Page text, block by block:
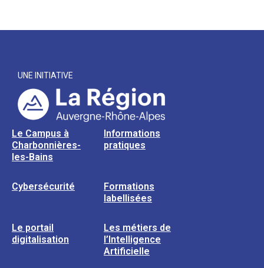
UNE INITIATIVE
Le Campus à
Charbonnières-
les-Bains
Informations
pratiques
Cybersécurité
Formations
labellisées
Le portail
digitalisation
Les métiers de
l’Intelligence
Artificielle